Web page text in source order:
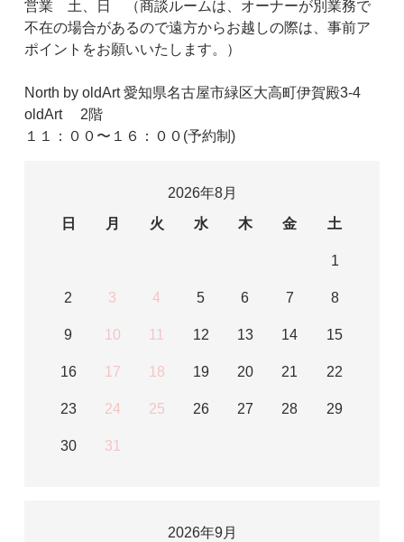
営業 土、日 （商談ルームは、オーナーが別業務で
不在の場合があるので遠方からお越しの際は、事前ア
ポイントをお願いいたします。）
North by oldArt 愛知県名古屋市緑区大高町伊賀殿3-4
oldArt 2階
１１：００〜１６：００(予約制)
2026年8月
日
月 火 水 木 金 土
1
2 3 4 5 6 7 8
9 10 11 12 13 14 15
16 17 18 19 20 21 22
23 24 25 26 27 28 29
30 31
2026年9月